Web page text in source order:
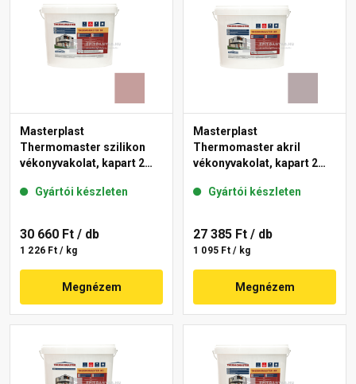
Masterplast
Thermomaster szilikon
vékonyvakolat, kapart 2
Gyártói készleten
30 660 Ft / db
1 226 Ft / kg
Megnézem
Masterplast
Thermomaster akril
vékonyvakolat, kapart 2
Gyártói készleten
27 385 Ft / db
1 095 Ft / kg
Megnézem